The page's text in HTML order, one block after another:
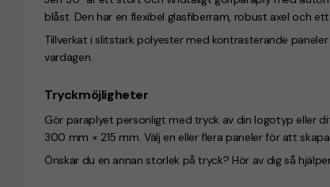
blåst. Den har en flexibel glasfiberram, robust axel och
Tillverkat i slitstark polyester med kontrasterande
vardagen.
Tryckmöjligheter
Gör paraplyet personligt med tryck av din logotyp eller
300 mm × 215 mm. Välj en eller flera paneler för att
Önskar du en annan storlek på tryck? Hör av dig så